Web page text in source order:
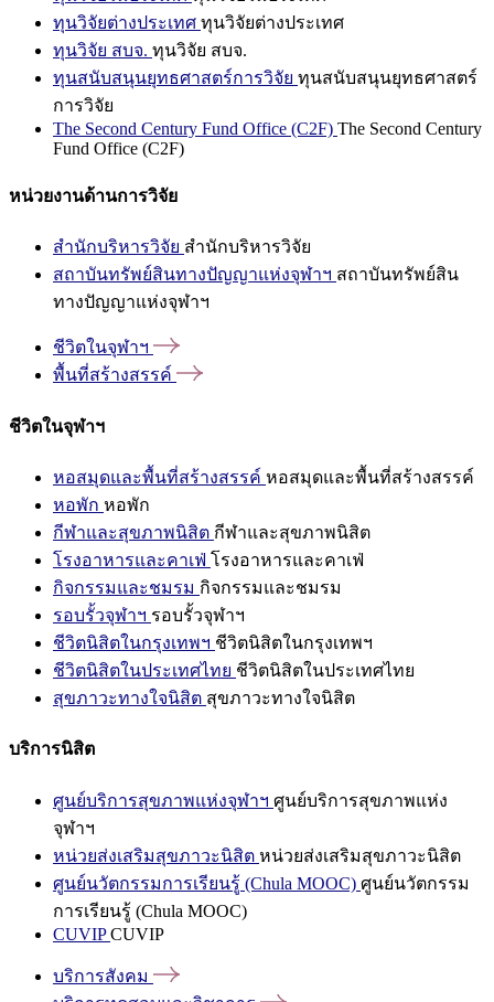
ทุนวิจัยต่างประเทศ ทุนวิจัยต่างประเทศ
ทุนวิจัย สบจ. ทุนวิจัย สบจ.
ทุนสนับสนุนยุทธศาสตร์การวิจัย ทุนสนับสนุนยุทธศาสตร์
การวิจัย
The Second Century Fund Office (C2F) The Second Century
Fund Office (C2F)
หน่วยงานด้านการวิจัย
สำนักบริหารวิจัย สำนักบริหารวิจัย
สถาบันทรัพย์สินทางปัญญาแห่งจุฬาฯ สถาบันทรัพย์สิน
ทางปัญญาแห่งจุฬาฯ
ชีวิตในจุฬาฯ
พื้นที่สร้างสรรค์
ชีวิตในจุฬาฯ
หอสมุดและพื้นที่สร้างสรรค์ หอสมุดและพื้นที่สร้างสรรค์
หอพัก หอพัก
กีฬาและสุขภาพนิสิต กีฬาและสุขภาพนิสิต
โรงอาหารและคาเฟ่ โรงอาหารและคาเฟ่
กิจกรรมและชมรม กิจกรรมและชมรม
รอบรั้วจุฬาฯ รอบรั้วจุฬาฯ
ชีวิตนิสิตในกรุงเทพฯ ชีวิตนิสิตในกรุงเทพฯ
ชีวิตนิสิตในประเทศไทย ชีวิตนิสิตในประเทศไทย
สุขภาวะทางใจนิสิต สุขภาวะทางใจนิสิต
บริการนิสิต
ศูนย์บริการสุขภาพแห่งจุฬาฯ ศูนย์บริการสุขภาพแห่ง
จุฬาฯ
หน่วยส่งเสริมสุขภาวะนิสิต หน่วยส่งเสริมสุขภาวะนิสิต
ศูนย์นวัตกรรมการเรียนรู้ (Chula MOOC) ศูนย์นวัตกรรม
การเรียนรู้ (Chula MOOC)
CUVIPCUVIP
บริการสังคม